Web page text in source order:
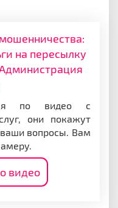
на пересылку
по видео с
они покажут
вопросы. Вам
видео